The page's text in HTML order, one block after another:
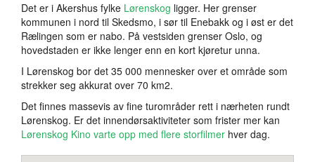
Det er i Akershus fylke Lørenskog ligger. Her grenser
kommunen i nord til Skedsmo, i sør til Enebakk og i øst er det
Rælingen som er nabo. På vestsiden grenser Oslo, og
hovedstaden er ikke lenger enn en kort kjøretur unna.
I Lørenskog bor det 35 000 mennesker over et område som
strekker seg akkurat over 70 km2.
Det finnes massevis av fine turområder rett i nærheten rundt
Lørenskog. Er det innendørsaktiviteter som frister mer kan
Lørenskog Kino varte opp med flere storfilmer hver dag.